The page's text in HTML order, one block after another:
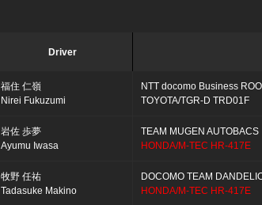
Driver
福住 仁嶺
Nirei Fukuzumi
NTT docomo Business
TOYOTA/TGR-D TRD01F
岩佐 歩夢
Ayumu Iwasa
TEAM MUGEN AUTOBACS
HONDA/M-TEC HR-417E
牧野 任祐
Tadasuke Makino
DOCOMO TEAM
HONDA/M-TEC HR-417E